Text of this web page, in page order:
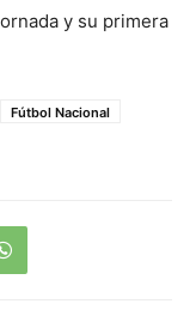
y su primera
Fútbol Nacional